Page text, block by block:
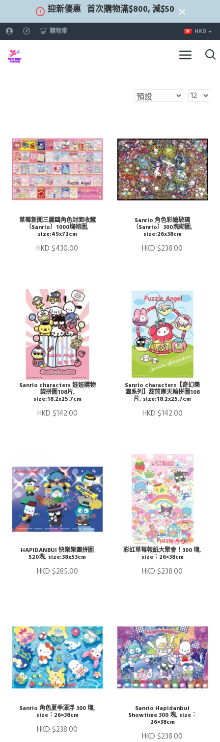
迎新優惠 首次購物滿$800, 減$50
購物車 HKD
草莓新聞三麗鷗角色封面收藏
（Sanrio）1000塊砌圖,
size:49x72cm
HKD $430.00
Sanrio 角色彩繪玻璃
（Sanrio）300塊砌圖,
size:26x38cm
HKD $238.00
Sanrio characters 娃娃購物
袋拼圖108片,
size:18.2x25.7cm
HKD $142.00
Sanrio characters【奇幻樂
園系列】甜筒摩天輪拼圖108
片, size:18.2x25.7cm
HKD $142.00
HAPIDANBUI 快樂樂團拼圖
520塊, size:38x53cm
HKD $285.00
彩虹草莓報紙大聚會！300 塊,
size：26×38cm
HKD $238.00
Sanrio 角色夏季漂浮 300 塊,
size：26×38cm
HKD $238.00
Sanrio Hapidanbui
Showtime 300 塊, size：
26×38cm
HKD $238.00